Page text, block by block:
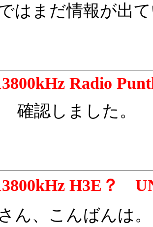
はまだ情報が出
Radio
　確認しました。
H3E？
ん、こんばんは。